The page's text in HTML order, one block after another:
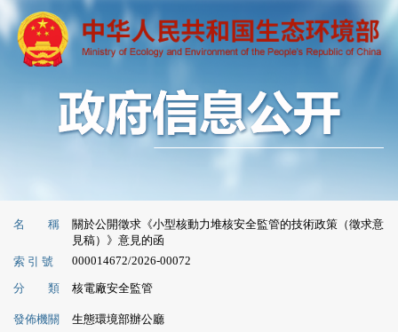
名 稱
關於公開徵求《小型核動力堆核安全監管的技術政策（徵求意
見稿）》意見的函
索 引 號
000014672/2026-00072
分 類 核電廠安全監管
發佈機關
生態環境部辦公廳